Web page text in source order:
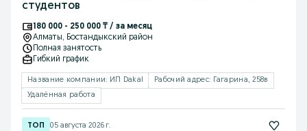
студентов
180 000 - 250 000 ₸ / за месяц
Алматы, Бостандыкский район
Полная занятость
Гибкий график
Название компании: ИП Dakal
Рабочий адрес: Гагарина, 258в
Удалённая работа
05 августа 2026 г.